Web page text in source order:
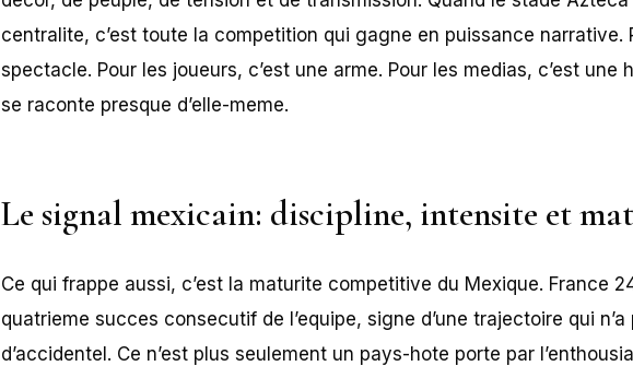
centralite, c’est toute la competition qui gagne en puissance narrative.
spectacle. Pour les joueurs, c’est une arme. Pour les medias, c’est une
se raconte presque d’elle-meme.
Le signal mexicain: discipline, intensite et
Ce qui frappe aussi, c’est la maturite competitive du Mexique. France
quatrieme succes consecutif de l’equipe, signe d’une trajectoire qui
d’accidentel. Ce n’est plus seulement un pays-hote porte par